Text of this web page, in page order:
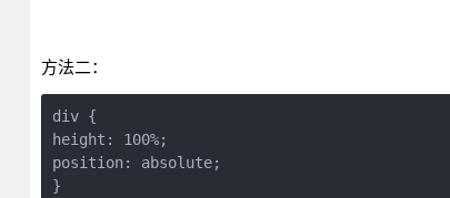
方法二：
div {
height: 100%;
position: absolute;
}